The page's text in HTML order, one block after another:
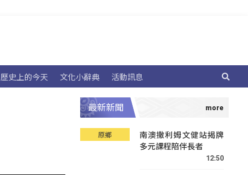
歷史上的今天 文化小辭典 活動訊息
最新新聞
原鄉
南澳撒利姆文健站揭牌
多元課程陪伴長者
12:50